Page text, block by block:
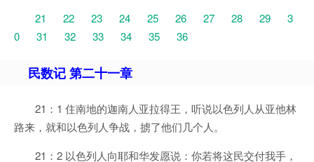
21
22 23 24 25 26 27 28 29
3
0
31 32 33 34 35 36
民数记 第二十一章
21：1 住南地的迦南人亚拉得王，听说以色列人从亚他林
路来，就和以色列人争战，掳了他们几个人。
21：2 以色列人向耶和华发愿说：你若将这民交付我手，